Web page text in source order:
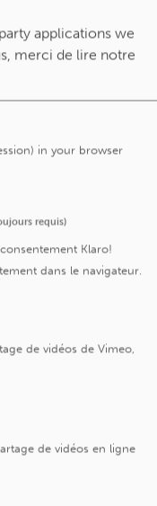
des CUSL et de
un lieu de débat
un cas clinique
ou autre personnel
organise une
sans
applications we
merci de lire notre
in your browser
requis)
Klaro!
dans le navigateur.
de vidéos de Vimeo,
de vidéos en ligne